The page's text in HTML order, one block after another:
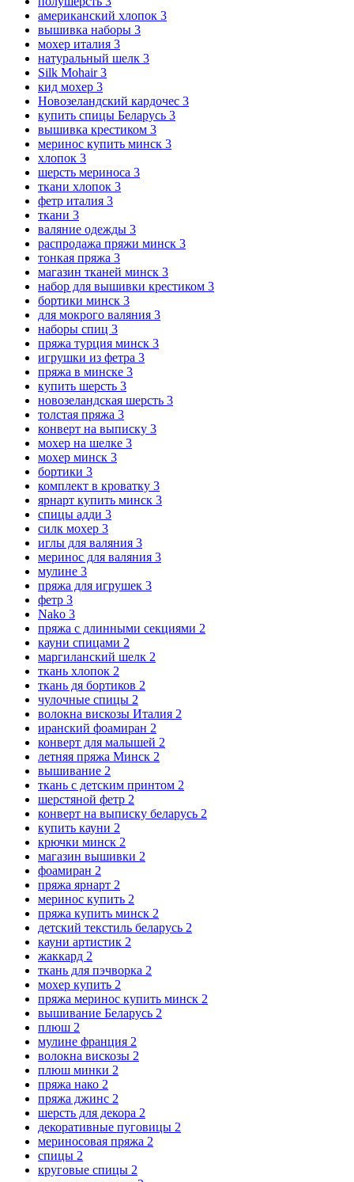
американский хлопок 3
вышивка наборы 3
мохер италия 3
натуральный шелк 3
Silk Mohair3
кид мохер 3
Новозеландский кардочес 3
купить спицы Беларусь 3
вышивка крестиком 3
меринос купить минск 3
хлопок 3
шерсть мериноса 3
ткани хлопок 3
фетр италия 3
ткани 3
валяние одежды 3
распродажа пряжи минск 3
тонкая пряжа 3
магазин тканей минск 3
набор для вышивки крестиком 3
бортики минск 3
для мокрого валяния 3
наборы спиц 3
пряжа турция минск 3
игрушки из фетра 3
пряжа в минске 3
купить шерсть 3
новозеландская шерсть 3
толстая пряжа 3
конверт на выписку 3
мохер на шелке 3
мохер минск 3
бортики 3
комплект в кроватку 3
ярнарт купить минск 3
спицы адди 3
силк мохер 3
иглы для валяния 3
меринос для валяния 3
мулине 3
пряжа для игрушек 3
фетр 3
Nako 3
пряжа с длинными секциями 2
кауни спицами 2
маргиланский шелк 2
ткань хлопок 2
ткань дя бортиков 2
чулочные спицы 2
волокна вискозы Италия 2
иранский фоамиран 2
конверт для малышей 2
летняя пряжа Минск 2
вышивание 2
ткань с детским принтом 2
шерстяной фетр 2
конверт на выписку беларусь 2
купить кауни 2
крючки минск 2
магазин вышивки 2
фоамиран 2
пряжа ярнарт 2
меринос купить 2
пряжа купить минск 2
детский текстиль беларусь 2
кауни артистик 2
жаккард 2
ткань для пэчворка 2
мохер купить 2
пряжа меринос купить минск 2
вышивание Беларусь 2
плюш 2
мулине франция 2
волокна вискозы 2
плюш минки 2
пряжа нако 2
пряжа джинс 2
шерсть для декора 2
декоративные пуговицы 2
мериносовая пряжа 2
спицы 2
круговые спицы 2